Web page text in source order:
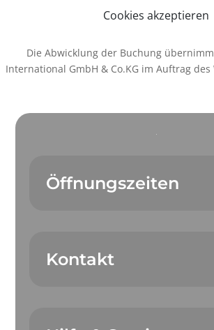
Cookies akzeptieren
Die Abwicklung der Buchung
International GmbH & Co.KG im Auftrag
Öffnungszeiten
Kontakt